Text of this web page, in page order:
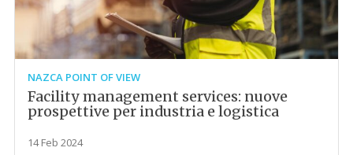
NAZCA POINT OF VIEW
Facility management services: nuove
prospettive per industria e logistica
14 Feb 2024